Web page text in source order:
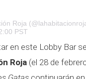
Roja
PST
en este Lobby Bar
Roja (el 28 de